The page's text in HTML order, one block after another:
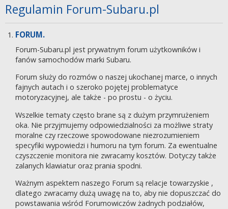
Regulamin Forum-Subaru.pl
FORUM.
Forum-Subaru.pl jest prywatnym forum użytkowników i
fanów samochodów marki Subaru.
Forum służy do rozmów o naszej ukochanej marce, o innych
fajnych autach i o szeroko pojętej problematyce
motoryzacyjnej, ale także - po prostu - o życiu.
Wszelkie tematy często brane są z dużym przymrużeniem
oka. Nie przyjmujemy odpowiedzialności za możliwe straty
moralne czy rzeczowe spowodowane niezrozumieniem
specyfiki wypowiedzi i humoru na tym forum. Za ewentualne
czyszczenie monitora nie zwracamy kosztów. Dotyczy także
zalanych klawiatur oraz prania spodni.
Ważnym aspektem naszego Forum są relacje towarzyskie ,
dlatego zwracamy dużą uwagę na to, aby nie dopuszczać do
powstawania wśród Forumowiczów żadnych podziałów,